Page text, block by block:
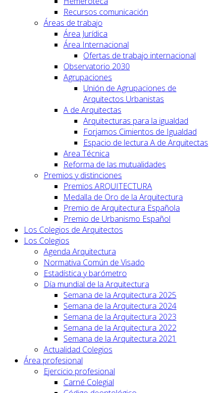
Recursos comunicación
Áreas de trabajo
Área Jurídica
Área Internacional
Ofertas de trabajo internacional
Observatorio 2030
Agrupaciones
Unión de Agrupaciones de
Arquitectos Urbanistas
A de Arquitectas
Arquitecturas para la igualdad
Forjamos Cimientos de Igualdad
Espacio de lectura A de Arquitectas
Area Técnica
Reforma de las mutualidades
Premios y distinciones
Premios ARQUITECTURA
Medalla de Oro de la Arquitectura
Premio de Arquitectura Española
Premio de Urbanismo Español
Los Colegios de Arquitectos
Los Colegios
Agenda Arquitectura
Normativa Común de Visado
Estadística y barómetro
Día mundial de la Arquitectura
Semana de la Arquitectura 2025
Semana de la Arquitectura 2024
Semana de la Arquitectura 2023
Semana de la Arquitectura 2022
Semana de la Arquitectura 2021
Actualidad Colegios
Área profesional
Ejercicio profesional
Carné Colegial